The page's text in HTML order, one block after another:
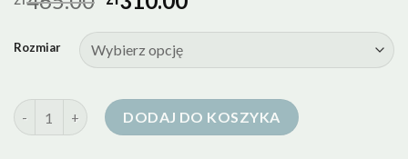
Rozmiar
ilość dynafit kurtka puchowaDODAJ DO KOSZYKA